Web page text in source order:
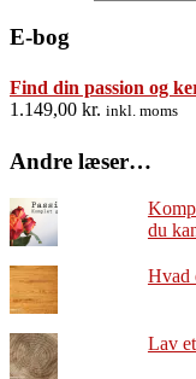
E-bog
Find din passion og
1.149,00 kr. inkl. moms
Andre læser…
du
Hvad
Lav